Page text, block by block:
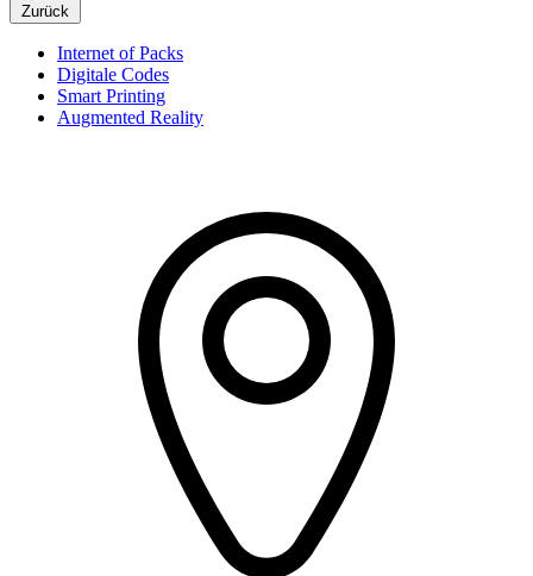
Zurück
Internet of Packs
Digitale Codes
Smart Printing
Augmented Reality